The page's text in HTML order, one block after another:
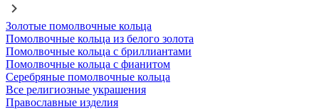
Золотые помолвочные кольца
Помолвочные кольца из белого золота
Помолвочные кольца с бриллиантами
Помолвочные кольца с фианитом
Серебряные помолвочные кольца
Все религиозные украшения
Православные изделия